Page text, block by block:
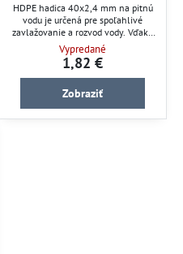
HDPE hadica 40x2,4 mm na pitnú
vodu je určená pre spoľahlivé
zavlažovanie a rozvod vody. Vďaka
vysokej odolnosti proti tlaku, UV
žiareniu a chemikáliám zabezpečuje
dlhú životnosť a mechanickú
pevnosť. Hadica je vhodná pre
podzemné aj nadzemné inštalácie v
Jednoduchá manipulácia a
Vypredané
1,82 €
Zobraziť